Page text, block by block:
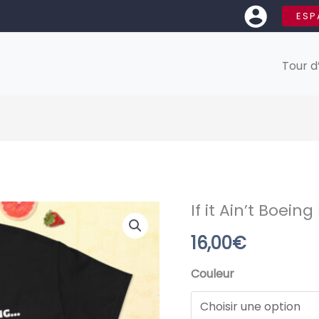
Tour
If it Ain’t Boeing
16,00€
Couleur
quantité
de
If
it
Ain’t
Boeing